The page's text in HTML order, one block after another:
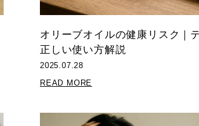
オリーブオイルの健康リスク｜
正しい使い方解説
2025.07.28
READ MORE